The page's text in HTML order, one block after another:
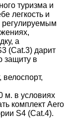
туризма и
легкость и
регулируемым
а
(Сat.3) дарит
защиту в
велоспорт,
м. в условиях
комплект Aero
S4 (Сat.4).